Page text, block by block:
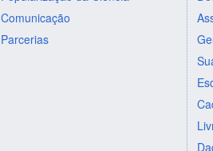
Comunicação
Parcerias